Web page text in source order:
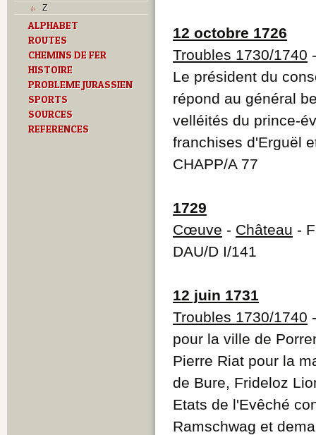
Z
ALPHABET
ROUTES
CHEMINS DE FER
HISTOIRE
PROBLEME JURASSIEN
SPORTS
SOURCES
REFERENCES
12 octobre 1726
Troubles 1730/1740
Le président du
répond au général
velléités du prince-
franchises d'Erguël
CHAPP/A 77
1729
Cœuve - Château -
DAU/D I/141
12 juin 1731
Troubles 1730/1740
pour la ville de
Pierre Riat pour la
de Bure, Frideloz
Etats de l'Evêché
Ramschwag et